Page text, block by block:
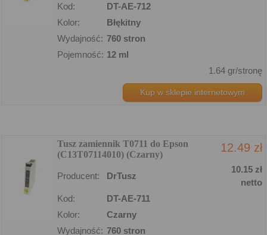
Kod:
DT-AE-712
Kolor:
Błękitny
Wydajność: 760 stron
Pojemność: 12 ml
1.64 gr/stronę
Kup w sklepie internetowym
Tusz zamiennik T0711 do Epson
(C13T07114010) (Czarny)
12.49 zł
Producent: DrTusz
10.15 zł
netto
Kod:
DT-AE-711
Kolor:
Czarny
Wydajność: 760 stron